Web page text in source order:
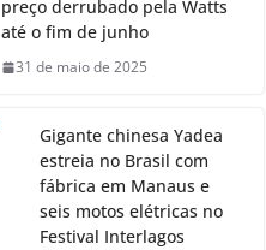
preço derrubado pela Watts
até o fim de junho
31 de maio de 2025
Gigante chinesa Yadea
estreia no Brasil com
fábrica em Manaus e
seis motos elétricas no
Festival Interlagos